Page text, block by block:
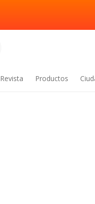
Revista Productos